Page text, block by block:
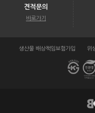
견적문의
바로가기
생산물 배상책임보험가입 위